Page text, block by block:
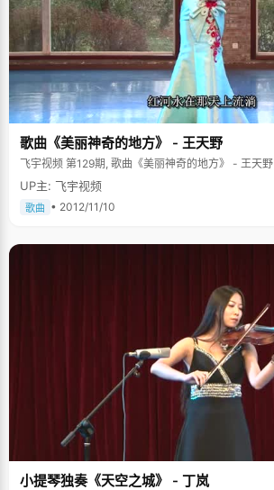
把握住这四年，跑出一个好成绩"。
歌曲《美丽神奇的地方》 - 王天野
飞宇视频 第129期, 歌曲《美丽神奇的地方》 - 王天野
UP主: 飞宇视频
歌曲 • 2012/11/10
小提琴独奏《天空之城》 - 丁岚